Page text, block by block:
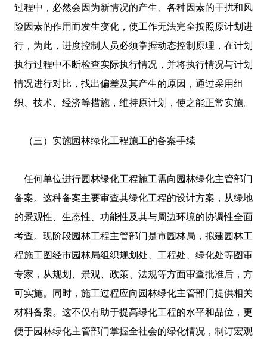
过程中，必然会因为新情况的产生、各种因素的干扰和风
险因素的作用而发生变化，使工作无法完全按照原计划进
行，为此，进度控制人员必须掌握动态控制原理，在计划
执行过程中不断检查实际执行情况，并将执行情况与计划
情况进行对比，找出偏差及其产生的原因，通过采用组
织、技术、经济等措施，维持原计划，使之能正常实施。
（三）实施园林绿化工程施工的备案手续
任何单位进行园林绿化工程施工需向园林绿化主管部门
备案。这种备案主要审查其绿化工程的设计方案，从绿地
的景观性、生态性、功能性及其与周边环境的协调性全面
考查。现阶段园林工程主管部门是市园林局，拟建园林工
程施工图经市园林局组织规划处、工程处、绿化处等图审
专家，从规划、景观、政策、法规等方面审查批准后，方
可实施。同时，施工过程应向园林绿化主管部门提供相关
材料备案。这不仅有助于提高绿化工程的水平和品位，更
便于园林绿化主管部门掌握全社会的绿化情况，制订宏观